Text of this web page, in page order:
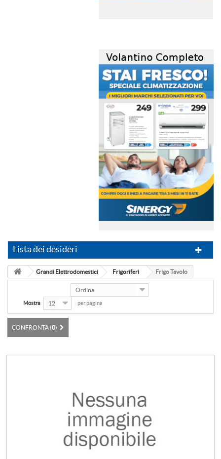
Grandi Elettrodomestici Frigoriferi Frigo Tavolo
Ordina
Mostra 12 per pagina
CONFRONTA (0)
Lista dei desideri